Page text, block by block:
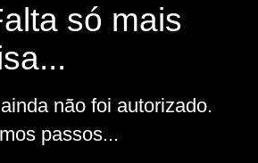
só mais
não foi autorizado.
passos...